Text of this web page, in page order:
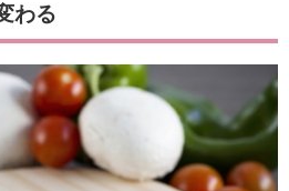
わる